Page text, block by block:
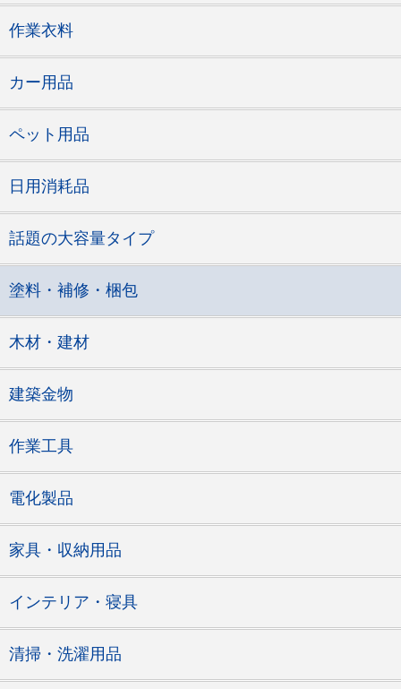
作業衣料
カー用品
ペット用品
日用消耗品
話題の大容量タイプ
塗料・補修・梱包
木材・建材
建築金物
作業工具
電化製品
家具・収納用品
インテリア・寝具
清掃・洗濯用品